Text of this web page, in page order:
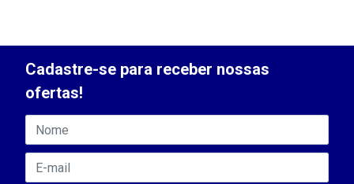
Cadastre-se para receber nossas
ofertas!